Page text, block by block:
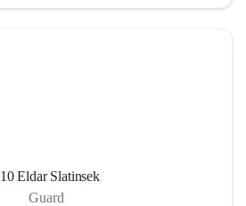
Eldar Slatinsek
Guard